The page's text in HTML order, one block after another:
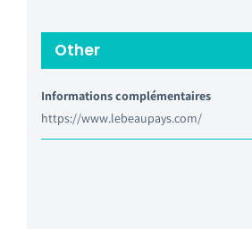
Other
Informations complémentaires
https://www.lebeaupays.com/